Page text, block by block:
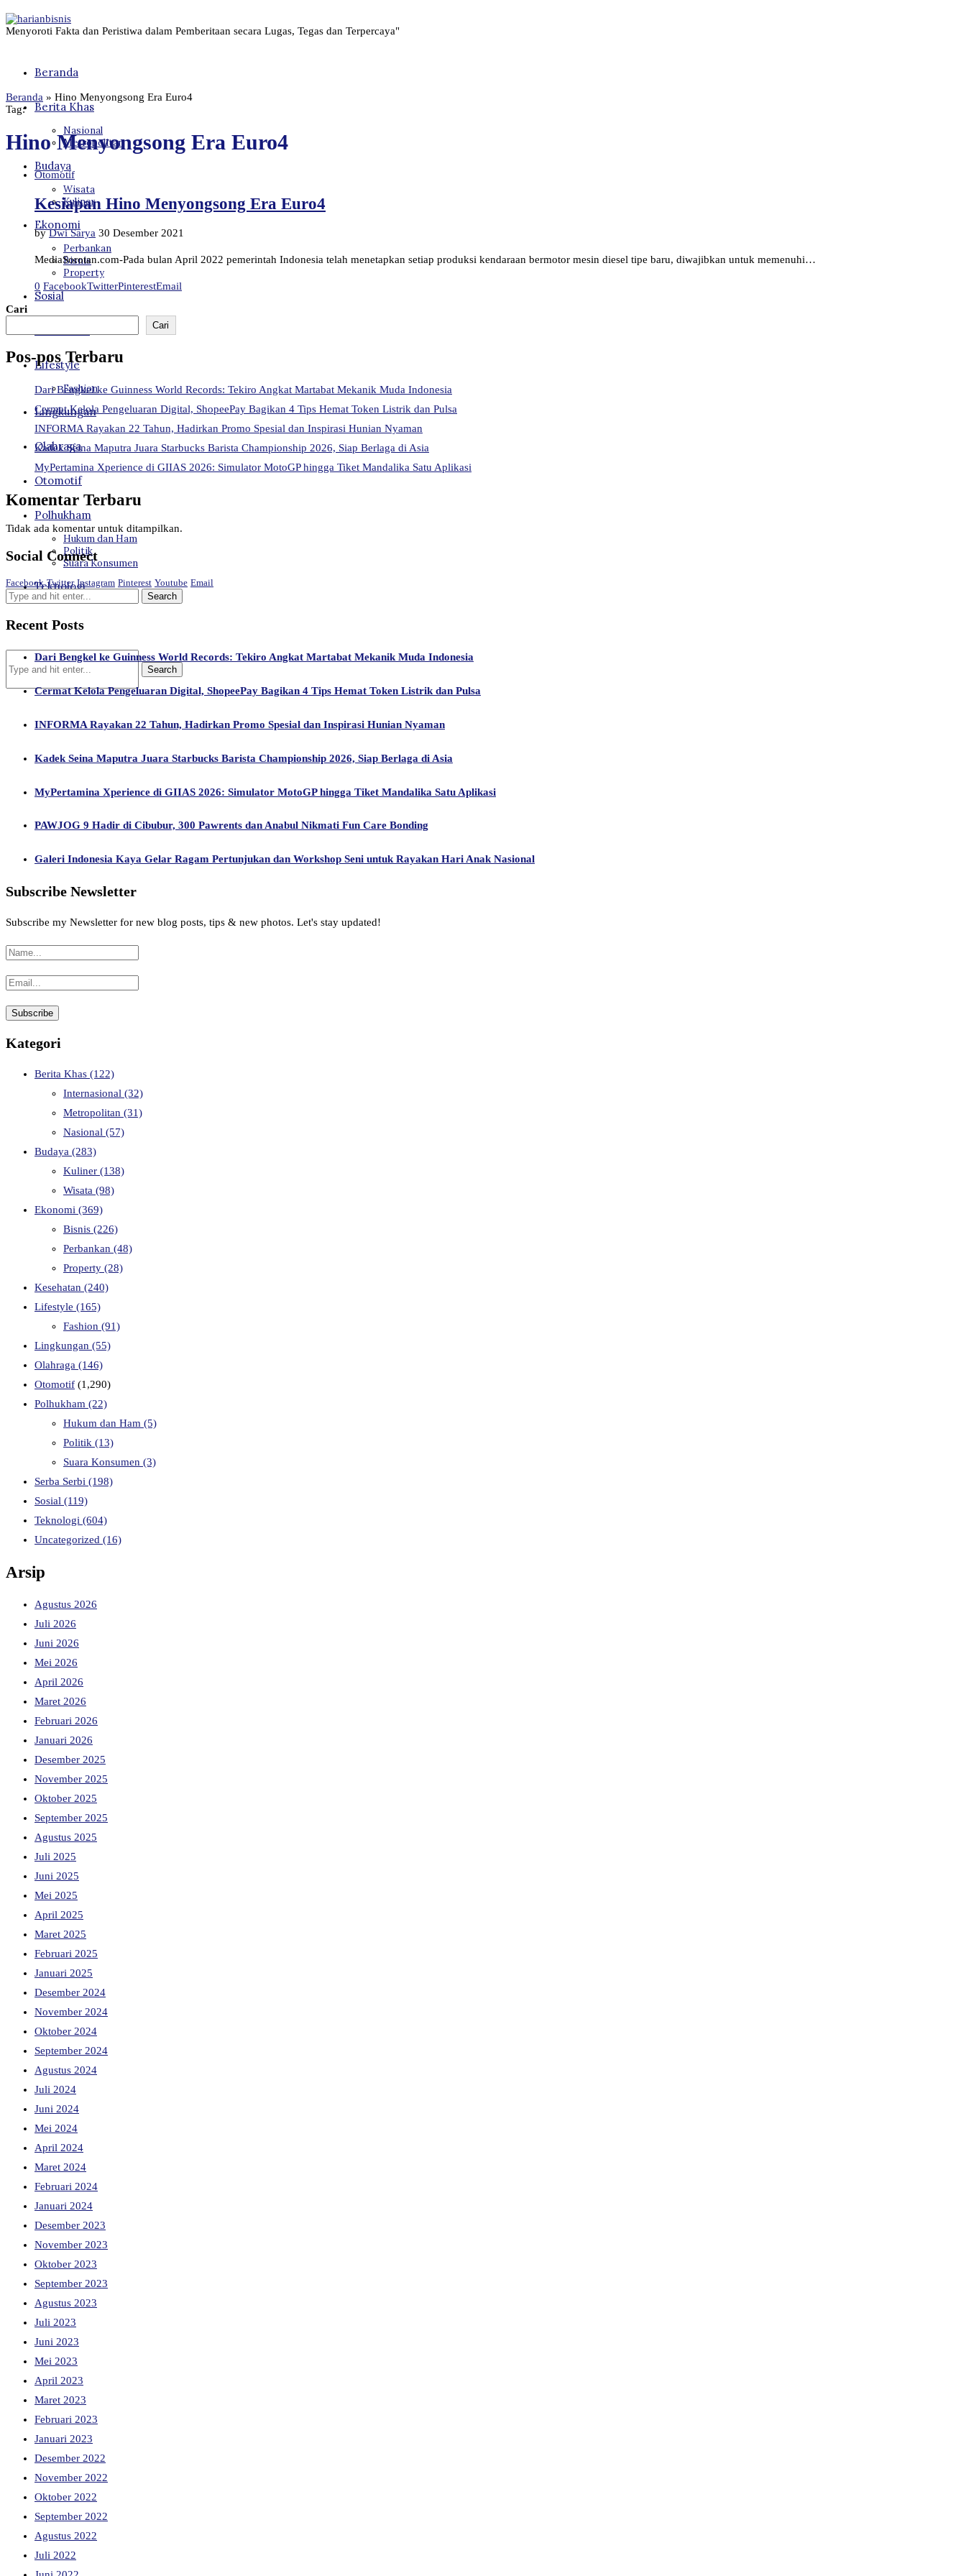
Menyoroti Fakta dan Peristiwa dalam Pemberitaan secara Lugas, Tegas dan Terpercaya"
Beranda
Berita Khas
Nasional
Metropolitan
Budaya
Wisata
Kuliner
Ekonomi
Perbankan
Bisnis
Property
Sosial
Lifestyle
Fashion
Lingkungan
Olahraga
Otomotif
Polhukham
Hukum dan Ham
Politik
Suara Konsumen
Teknologi
Beranda » Hino Menyongsong Era Euro4
Tag:
Hino Menyongsong Era Euro4
Otomotif
Kesiapan Hino Menyongsong Era Euro4
byDwi Sarya 30 Desember 2021
MediaSorotan.com-Pada bulan April 2022 pemerintah Indonesia telah menetapkan setiap produksi kendaraan bermotor mesin diesel tipe baru, diwajibkan untuk memenuhi…
0 FacebookTwitterPinterestEmail
Cari
Cari
Pos-pos Terbaru
Dari Bengkel ke Guinness World Records: Tekiro Angkat Martabat Mekanik Muda Indonesia
Cermat Kelola Pengeluaran Digital, ShopeePay Bagikan 4 Tips Hemat Token Listrik dan Pulsa
INFORMA Rayakan 22 Tahun, Hadirkan Promo Spesial dan Inspirasi Hunian Nyaman
Kadek Seina Maputra Juara Starbucks Barista Championship 2026, Siap Berlaga di Asia
MyPertamina Xperience di GIIAS 2026: Simulator MotoGP hingga Tiket Mandalika Satu Aplikasi
Komentar Terbaru
Tidak ada komentar untuk ditampilkan.
Social Connect
Facebook Twitter Instagram Pinterest Youtube Email
Recent Posts
Dari Bengkel ke Guinness World Records: Tekiro Angkat Martabat Mekanik Muda Indonesia
Cermat Kelola Pengeluaran Digital, ShopeePay Bagikan 4 Tips Hemat Token Listrik dan Pulsa
INFORMA Rayakan 22 Tahun, Hadirkan Promo Spesial dan Inspirasi Hunian Nyaman
Kadek Seina Maputra Juara Starbucks Barista Championship 2026, Siap Berlaga di Asia
MyPertamina Xperience di GIIAS 2026: Simulator MotoGP hingga Tiket Mandalika Satu Aplikasi
PAWJOG 9 Hadir di Cibubur, 300 Pawrents dan Anabul Nikmati Fun Care Bonding
Galeri Indonesia Kaya Gelar Ragam Pertunjukan dan Workshop Seni untuk Rayakan Hari Anak Nasional
Subscribe Newsletter
Subscribe my Newsletter for new blog posts, tips & new photos. Let's stay updated!
Kategori
Berita Khas (122)
Internasional (32)
Metropolitan (31)
Nasional (57)
Budaya (283)
Kuliner (138)
Wisata (98)
Ekonomi (369)
Bisnis (226)
Perbankan (48)
Property (28)
Kesehatan (240)
Lifestyle (165)
Fashion (91)
Lingkungan (55)
Olahraga (146)
Otomotif (1,290)
Polhukham (22)
Hukum dan Ham (5)
Politik (13)
Suara Konsumen (3)
Serba Serbi (198)
Sosial (119)
Teknologi (604)
Uncategorized (16)
Arsip
Agustus 2026
Juli 2026
Juni 2026
Mei 2026
April 2026
Maret 2026
Februari 2026
Januari 2026
Desember 2025
November 2025
Oktober 2025
September 2025
Agustus 2025
Juli 2025
Juni 2025
Mei 2025
April 2025
Maret 2025
Februari 2025
Januari 2025
Desember 2024
November 2024
Oktober 2024
September 2024
Agustus 2024
Juli 2024
Juni 2024
Mei 2024
April 2024
Maret 2024
Februari 2024
Januari 2024
Desember 2023
November 2023
Oktober 2023
September 2023
Agustus 2023
Juli 2023
Juni 2023
Mei 2023
April 2023
Maret 2023
Februari 2023
Januari 2023
Desember 2022
November 2022
Oktober 2022
September 2022
Agustus 2022
Juli 2022